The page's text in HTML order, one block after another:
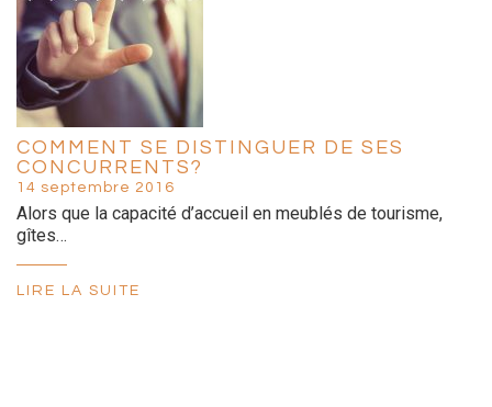
COMMENT SE DISTINGUER DE SES
CONCURRENTS?
14 septembre 2016
Alors que la capacité d’accueil en meublés de tourisme,
gîtes…
LIRE LA SUITE